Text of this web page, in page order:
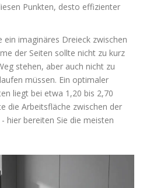
Punkten, desto effizienter
ein imaginäres Dreieck zwischen
der Seiten sollte nicht zu kurz
stehen, aber auch nicht zu
müssen. Ein optimaler
liegt bei etwa 1,20 bis 2,70
die Arbeitsfläche zwischen der
hier bereiten Sie die meisten